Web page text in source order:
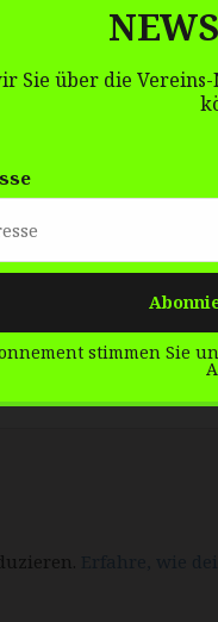
Sie über die
stimmen Sie